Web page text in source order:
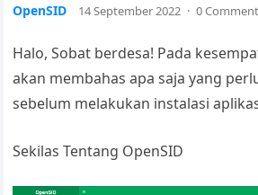
OpenSID 14 September 2022 · 0 Comment
Halo, Sobat berdesa! Pada
akan membahas apa saja yang
sebelum melakukan instalasi
Sekilas Tentang OpenSID